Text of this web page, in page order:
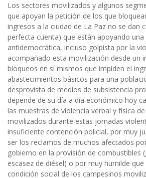
Los sectores movilizados y algunos
que apoyan la petición de los que
ingresos a la ciudad de La Paz no se dan
perfecta cuenta) que están apoyando una
antidemocrática, incluso golpista por la
acompañado esta movilización desde un
bloqueos en sí mismos que impiden el
abastecimientos básicos para una
desprovista de medios de subsistencia
depende de su día a día económico hoy
las muestras de violencia verbal y física
movilizados durante estas jornadas
insuficiente contención policial, por muy
ser los reclamos de muchos afectados
gobierno en la provisión de combustibles
escasez de diésel) o por muy humilde
condición social de los campesinos